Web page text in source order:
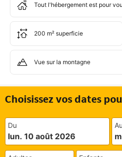
Tout l'hébergement est pour
200 m² superficie
Vue sur la montagne
Choisissez vos dates
Du
lun. 10 août 2026
Au